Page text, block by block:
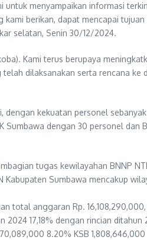
untuk menyampaikan informasi
berikan, dapat mencapai tujuan
selatan, Senin 30/12/2024.
Kami terus berupaya
dilaksanakan serta rencana ke
kekuatan personel sebanyak
Sumbawa dengan 30 personel dan
tugas kewilayahan BNNP
Kabupaten Sumbawa mencakup
total anggaran Rp.
17,18% dengan rincian ditahun
8.20% KSB 1,808,646,000